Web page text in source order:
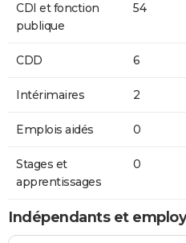
CDI et fonction
publique
54
CDD 6
Intérimaires 2
Emplois aidés 0
Stages et
apprentissages
0
Indépendants et